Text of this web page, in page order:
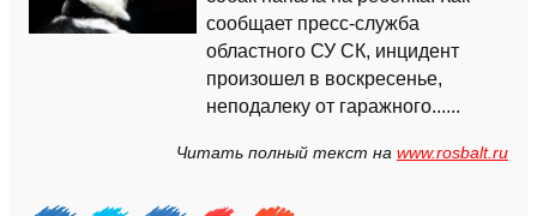
сообщает пресс-служба
областного СУ СК, инцидент
произошел в воскресенье,
неподалеку от гаражного......
Читать полный текст на www.rosbalt.ru